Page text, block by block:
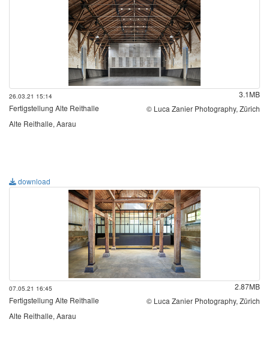
26.03.21 15:14
3.1MB
© Luca Zanier Photography, Zürich
Fertigstellung Alte Reithalle
Alte Reithalle, Aarau
download
07.05.21 16:45
2.87MB
© Luca Zanier Photography, Zürich
Fertigstellung Alte Reithalle
Alte Reithalle, Aarau